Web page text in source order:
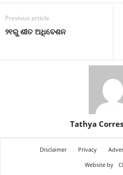
Previous article
୨୧ରୁ ଶୀତ ଅଧିବେଶନ
Tathya
Disclaimer Privacy
Website by